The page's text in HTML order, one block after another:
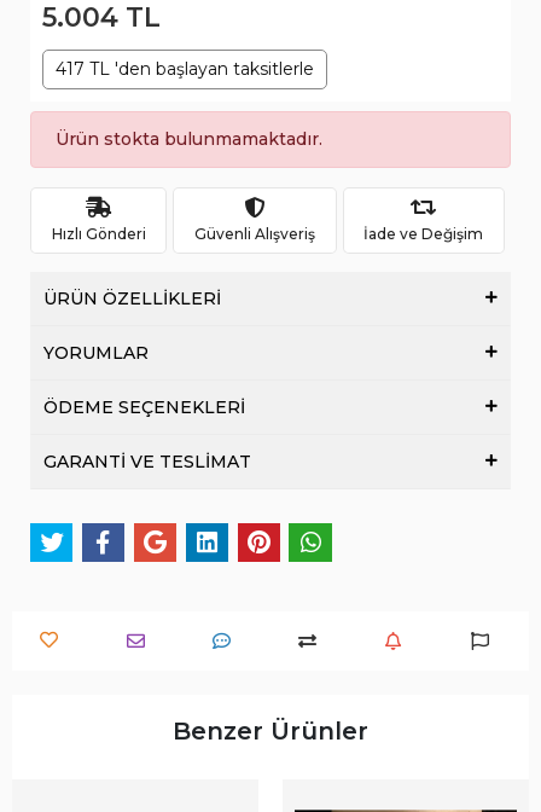
5.004 TL
417 TL 'den başlayan taksitlerle
Ürün stokta bulunmamaktadır.
Hızlı Gönderi Güvenli Alışveriş İade ve Değişim
ÜRÜN ÖZELLİKLERİ
YORUMLAR
ÖDEME SEÇENEKLERİ
GARANTİ VE TESLİMAT
Benzer Ürünler